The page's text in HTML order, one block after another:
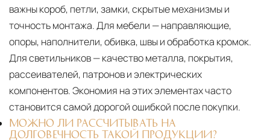
важны короб, петли, замки, скрытые механизмы и
точность монтажа. Для мебели — направляющие,
опоры, наполнители, обивка, швы и обработка кромок.
Для светильников — качество металла, покрытия,
рассеивателей, патронов и электрических
компонентов. Экономия на этих элементах часто
становится самой дорогой ошибкой после покупки.
МОЖНО ЛИ РАССЧИТЫВАТЬ НА
ДОЛГОВЕЧНОСТЬ ТАКОЙ ПРОДУКЦИИ?